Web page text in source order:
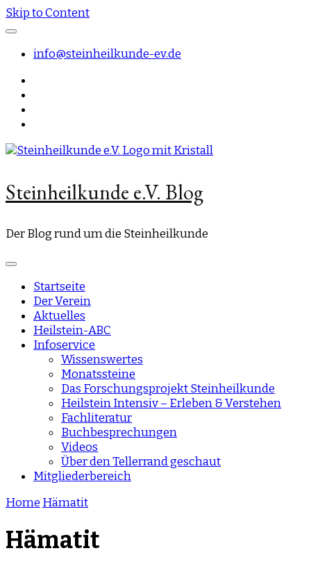
Skip to Content
info@steinheilkunde-ev.de
Steinheilkunde e.V. Blog
Der Blog rund um die Steinheilkunde
Startseite
Der Verein
Aktuelles
Heilstein-ABC
Infoservice
Wissenswertes
Monatssteine
Das Forschungsprojekt Steinheilkunde
Heilstein Intensiv – Erleben & Verstehen
Fachliteratur
Buchbesprechungen
Videos
Über den Tellerrand geschaut
Mitgliederbereich
Home Hämatit
Hämatit